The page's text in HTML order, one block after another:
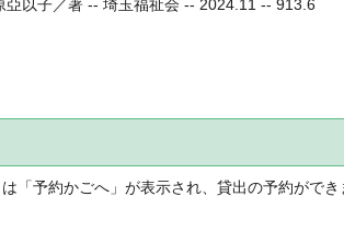
亞以子／著 -- 埼玉福祉会 -- 2024.11 -- 913.6
「予約かごへ」が表示され、貸出の予約ができ